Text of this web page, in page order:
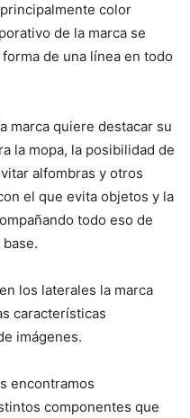
color
de la marca se
de una línea en todo
marca quiere destacar su
la mopa, la posibilidad de
alfombras y otros
el que evita objetos y la
todo eso de
los laterales la marca
características
imágenes.
encontramos
componentes que